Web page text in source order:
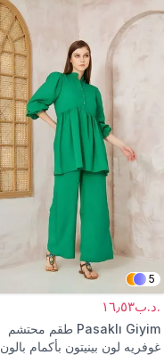
5
.د.ب١٦٫٥٣
Pasaklı Giyim طقم محتشم
غوفريه لون بينيتون بأكمام بالون